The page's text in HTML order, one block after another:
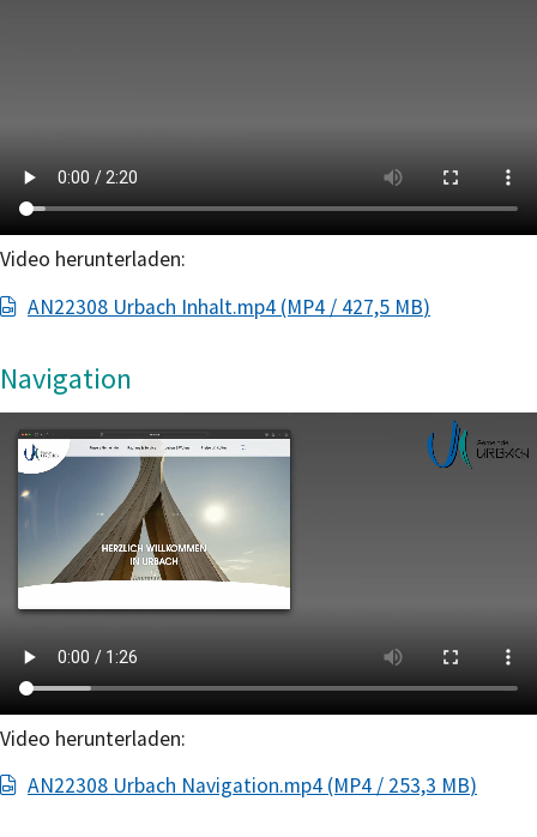
Video herunterladen:
AN22308 Urbach Inhalt.mp4 (MP4 / 427,5 MB)
Navigation
Video herunterladen:
AN22308 Urbach Navigation.mp4 (MP4 / 253,3 MB)